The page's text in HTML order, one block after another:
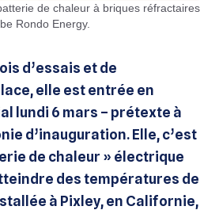
Rondo Energy.
d’essais et de
elle est entrée en
lundi 6 mars – prétexte à
d’inauguration. Elle, c’est
de chaleur » électrique
des températures de
à Pixley, en Californie,